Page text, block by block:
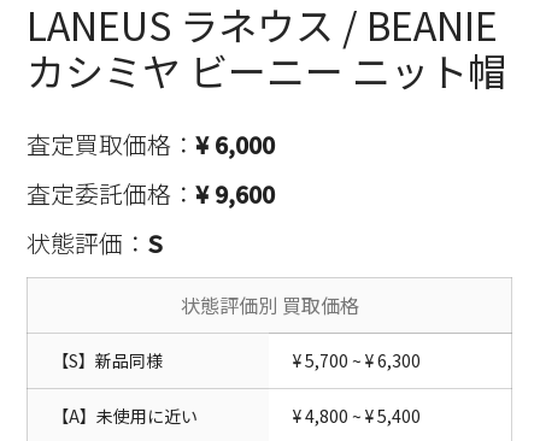
LANEUS ラネウス / BEANIE
カシミヤ ビーニー ニット帽
査定買取価格：¥ 6,000
査定委託価格：¥ 9,600
状態評価： S
状態評価別 買取価格
【S】新品同様 ¥ 5,700 ~ ¥ 6,300
【A】未使用に近い ¥ 4,800 ~ ¥ 5,400